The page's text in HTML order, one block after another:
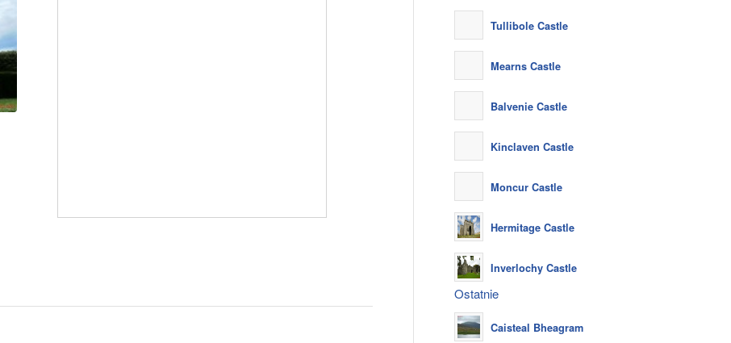
Tullibole Castle
Mearns Castle
Balvenie Castle
Kinclaven Castle
Moncur Castle
Hermitage Castle
Inverlochy Castle
Ostatnie
Caisteal Bheagram